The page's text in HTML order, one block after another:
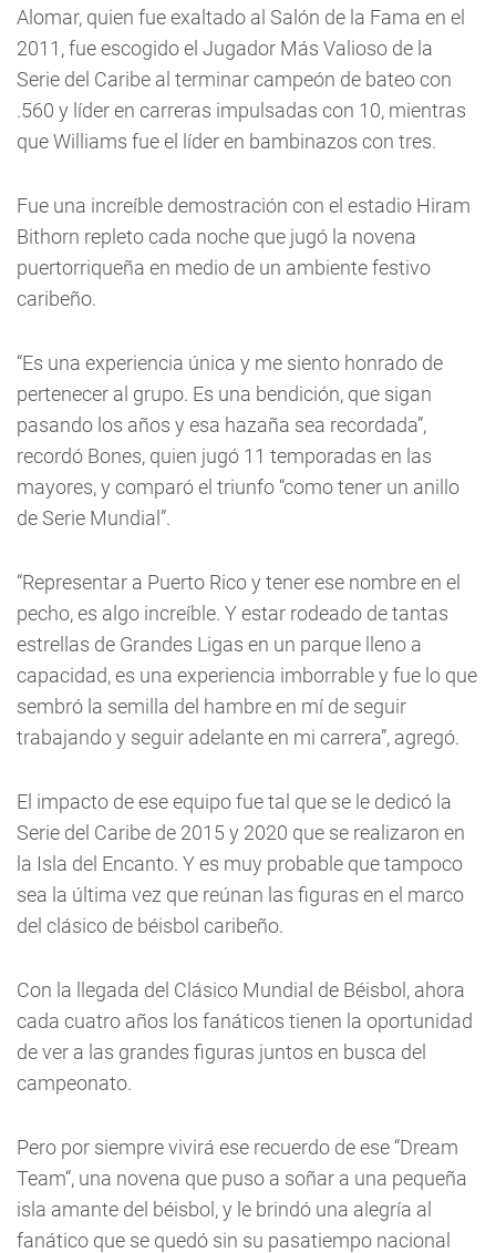
Alomar, quien fue exaltado al Salón de la Fama en el
2011, fue escogido el Jugador Más Valioso de la
Serie del Caribe al terminar campeón de bateo con
.560 y líder en carreras impulsadas con 10, mientras
que Williams fue el líder en bambinazos con tres.
Fue una increíble demostración con el estadio Hiram
Bithorn repleto cada noche que jugó la novena
puertorriqueña en medio de un ambiente festivo
caribeño.
“Es una experiencia única y me siento honrado de
pertenecer al grupo. Es una bendición, que sigan
pasando los años y esa hazaña sea recordada”,
recordó Bones, quien jugó 11 temporadas en las
mayores, y comparó el triunfo “como tener un anillo
de Serie Mundial”.
“Representar a Puerto Rico y tener ese nombre en el
pecho, es algo increíble. Y estar rodeado de tantas
estrellas de Grandes Ligas en un parque lleno a
capacidad, es una experiencia imborrable y fue lo que
sembró la semilla del hambre en mí de seguir
trabajando y seguir adelante en mi carrera”, agregó.
El impacto de ese equipo fue tal que se le dedicó la
Serie del Caribe de 2015 y 2020 que se realizaron en
la Isla del Encanto. Y es muy probable que tampoco
sea la última vez que reúnan las figuras en el marco
del clásico de béisbol caribeño.
Con la llegada del Clásico Mundial de Béisbol, ahora
cada cuatro años los fanáticos tienen la oportunidad
de ver a las grandes figuras juntos en busca del
campeonato.
Pero por siempre vivirá ese recuerdo de ese “Dream
Team“, una novena que puso a soñar a una pequeña
isla amante del béisbol, y le brindó una alegría al
fanático que se quedó sin su pasatiempo nacional